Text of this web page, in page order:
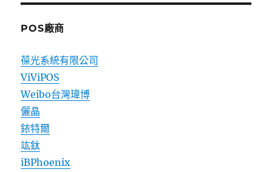
POS廠商
葆光系統有限公司
ViViPOS
Weibo台灣瑋博
儷晶
銥特爾
竑鈦
iBPhoenix